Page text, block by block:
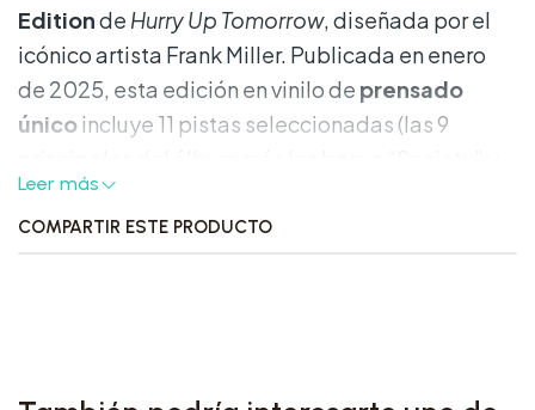
Editionde Hurry Up Tomorrow, diseñada por el
icónico artista Frank Miller. Publicada en enero
de 2025, esta edición en vinilo de prensado
únicoincluye 11 pistas seleccionadas (las 9
“Runaway”). Una obra visual y sonora destinada a
coleccionistas que valoran estética, contenido
exclusivo y conexión con el mundo artístico del
Leer más
COMPARTIR ESTE PRODUCTO